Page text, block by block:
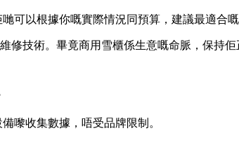
可以根據你嘅實際情況同預算，建議最適合
修技術。畢竟商用雪櫃係生意嘅命脈，保持
嚟收集數據，唔受品牌限制。